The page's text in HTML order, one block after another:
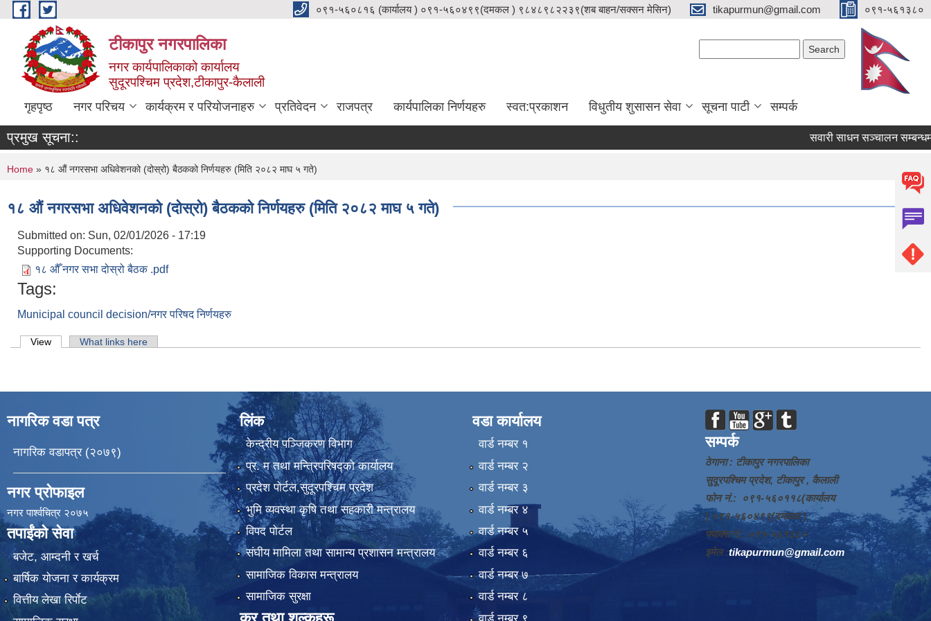
Skip to main content ०९१-५६०८१६ (कार्यालय ) ०९१-५६०४९९(दमकल ) ९८४८९८२२३९(शब बाहन/सक्सन मेसिन) tikapurmun@gmail.com ०९१-५६१३८०
टीकापुर नगरपालिका
नगर कार्यपालिकाको कार्यालय
सुदूरपश्चिम प्रदेश,टीकापुर-कैलाली
गृहपृष्ठ नगर परिचय कार्यक्रम र परियोजनाहरु प्रतिवेदन राजपत्र कार्यपालिका निर्णयहरु स्वत:प्रकाशन विधुतीय शुसासन सेवा सूचना पाटी सम्पर्क
प्रमुख सूचना:: सवारी साधन सञ्चालन सम्बन्धमा ।
You are here
Home » १८ औं नगरसभा अधिवेशनको (दोस्रो) बैठकको निर्णयहरु (मिति २०८२ माघ ५ गते)
१८ औं नगरसभा अधिवेशनको (दोस्रो) बैठकको निर्णयहरु (मिति २०८२ माघ ५ गते)
Submitted on: Sun, 02/01/2026 - 17:19
Supporting Documents:
१८ औँ नगर सभा दोस्रो बैठक .pdf
Tags:
Municipal council decision/नगर परिषद निर्णयहरु
Primary tabs
View (active tab)What links here
नागरिक वडा पत्र
नागरिक वडापत्र (२०७९)
नगर प्रोफाइल
नगर पार्श्वचित्र २०७५
तपाईंको सेवा
बजेट, आम्दनी र खर्च
बार्षिक योजना र कार्यक्रम
वित्तीय लेखा रिर्पाेट
लिंक
केन्द्रीय पञ्जिकरण विभाग
प्र. म तथा मन्त्रिपरिषद्को कार्यालय
प्रदेश पाेर्टल,सुदूरपश्चिम प्रदेश
भुमि व्यवस्था कृषि तथा सहकारी मन्त्रालय
विपद पोर्टल
संघीय मामिला तथा सामान्य प्रशासन मन्त्रालय
सामाजिक विकास मन्त्रालय
सामाजिक सुरक्षा
वडा कार्यालय
वार्ड न‌म्बर १
वार्ड न‌म्बर २
वार्ड न‌म्बर ३
वार्ड न‌म्बर ४
वार्ड न‌म्बर ५
वार्ड न‌म्बर ६
वार्ड न‌म्बर ७
वार्ड न‌म्बर ८
वार्ड न‌म्बर ९
सम्पर्क
ठेगाना : टीकापुर नगरपालिका
सुदूरपश्चिम प्रदेश, टीकापुर , कैलाली
फोन नं.: ०९१-५६०११८(कार्यालय
) ०९१-५६०४९९(दमकल )
फ्याक्स नं.: ०९१-५६१३८०
इमेल :tikapurmun@gmail.com